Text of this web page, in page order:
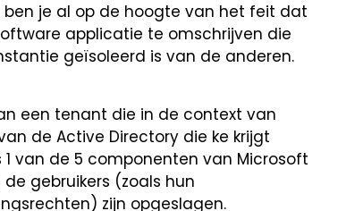
je al op de hoogte van het feit dat
applicatie te omschrijven die
geïsoleerd is van de anderen.
een tenant die in de context van
de Active Directory die ke krijgt
van de 5 componenten van Microsoft
gebruikers (zoals hun
zijn opgeslagen.